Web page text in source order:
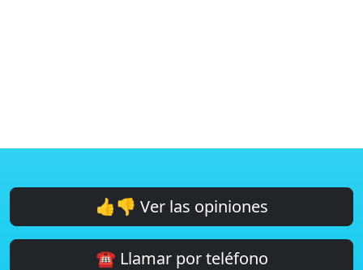
👍👎 Ver las opiniones
☎️ Llamar por teléfono